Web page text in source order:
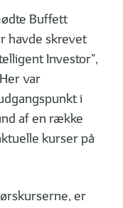
Buffett
havde skrevet
Investor”,
var
i
af en række
kurser på
er